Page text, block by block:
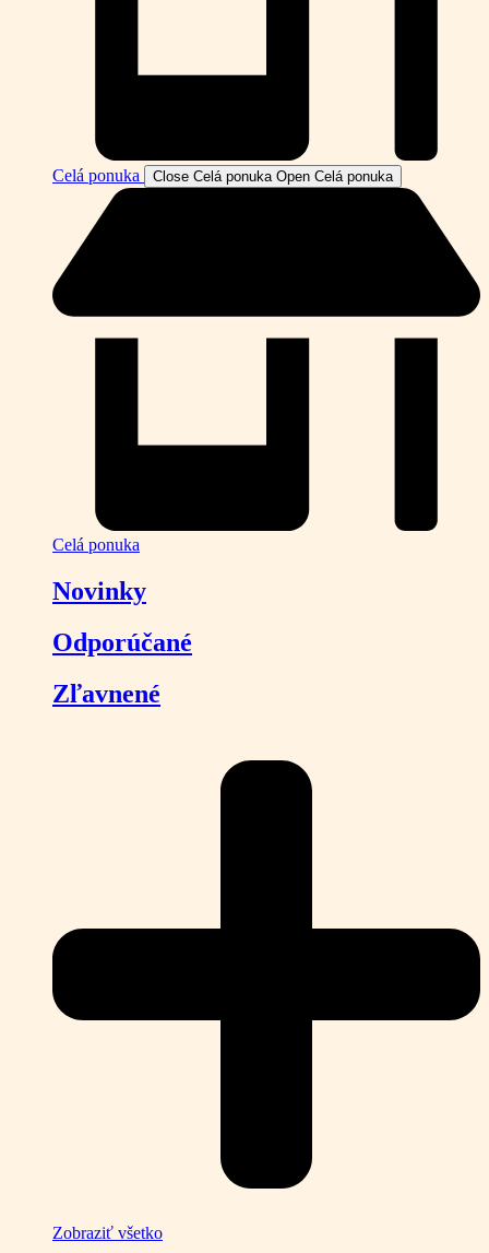
Celá ponuka Close Celá ponuka Open Celá ponuka
Celá ponuka
Novinky
Odporúčané
Zľavnené
Zobraziť všetko